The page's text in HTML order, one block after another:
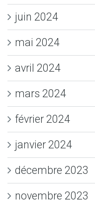
juin 2024
mai 2024
avril 2024
mars 2024
février 2024
janvier 2024
décembre 2023
novembre 2023